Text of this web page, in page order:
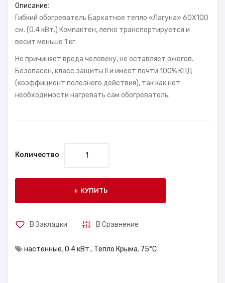
Описание:
Гибкий обогреватель Бархатное тепло «Лагуна» 60X100
см. (0.4 кВт.) Компактен, легко транспортируется и
весит меньше 1 кг.
Не причиняет вреда человеку, не оставляет ожогов.
Безопасен, класс защиты II и имеет почти 100% КПД
(коэффициент полезного действия), так как нет
необходимости нагревать сам обогреватель.
Количество
КУПИТЬ
В Закладки В Сравнение
настенные,0.4 кВт., Тепло Крыма, 75°С